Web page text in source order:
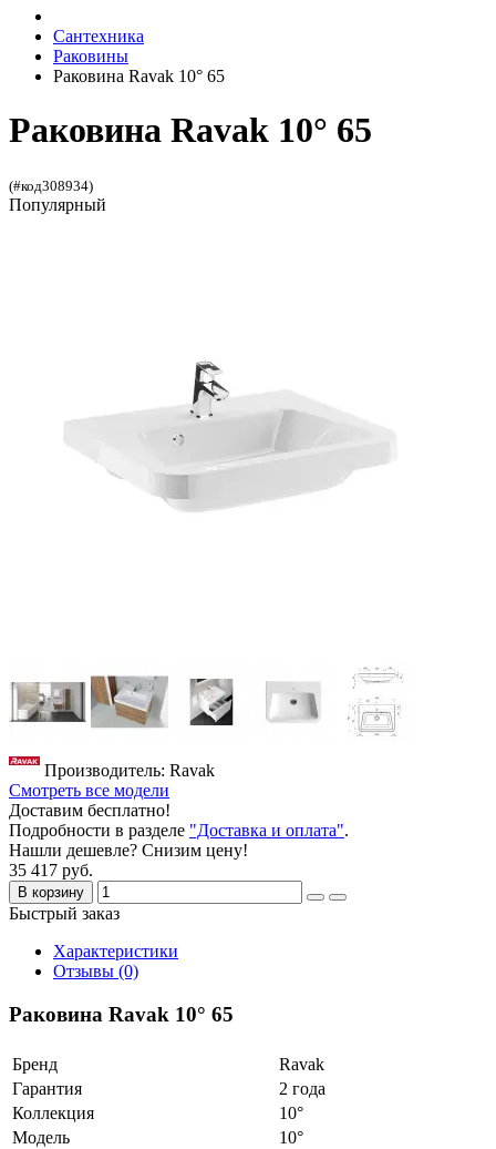
Сантехника
Раковины
Раковина Ravak 10° 65
Раковина Ravak 10° 65
(#код308934)
Популярный
Производитель: Ravak
Смотреть все модели
Доставим бесплатно!
Подробности в разделе "Доставка и оплата".
Нашли дешевле? Снизим цену!
35 417 руб.
В корзину
Быстрый заказ
Характеристики
Отзывы (0)
Раковина Ravak 10° 65
Бренд
Ravak
Гарантия
2 года
Коллекция
10°
Модель
10°